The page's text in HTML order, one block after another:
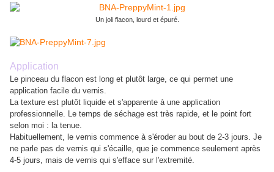
Un joli flacon, lourd et épuré.
Application
Le pinceau du flacon est long et plutôt large, ce qui permet une
application facile du vernis.
La texture est plutôt liquide et s'apparente à une application
professionnelle. Le temps de séchage est très rapide, et le point fort
selon moi : la tenue.
Habituellement, le vernis commence à s'éroder au bout de 2-3 jours. Je
ne parle pas de vernis qui s'écaille, que je commence seulement après
4-5 jours, mais de vernis qui s'efface sur l'extremité.